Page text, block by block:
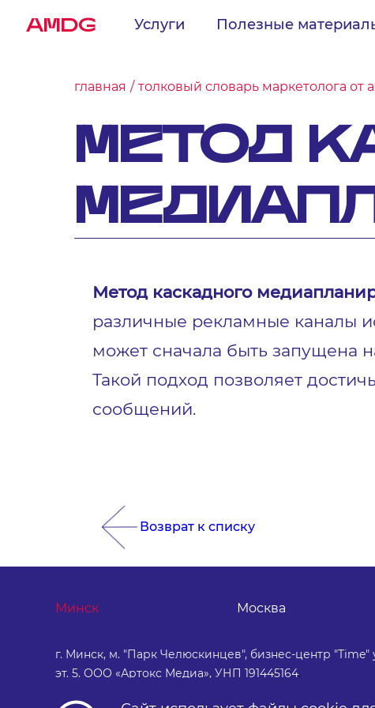
AMDG Услуги Полезные
главная толковый словарь маркетолога от
МЕТОД
Метод каскадного
различные рекламные каналы
может сначала быть запущена
Такой подход позволяет
сообщений.
Возврат к списку
Минск Москва
г. Минск, м. "Парк Челюскинцев", бизнес-центр "Time"
эт. 5. ООО «Артокс Медиа», УНП 191445164.